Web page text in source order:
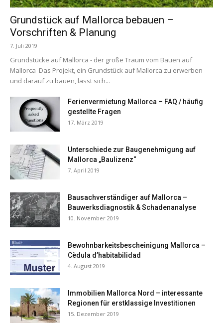
Grundstück auf Mallorca bebauen –
Vorschriften & Planung
7. Juli 2019
Grundstücke auf Mallorca - der große Traum vom Bauen auf
Mallorca Das Projekt, ein Grundstück auf Mallorca zu erwerben
und darauf zu bauen, lässt sich...
Ferienvermietung Mallorca – FAQ / häufig
gestellte Fragen
17. März 2019
Unterschiede zur Baugenehmigung auf
Mallorca „Baulizenz“
7. April 2019
Bausachverständiger auf Mallorca –
Bauwerksdiagnostik & Schadenanalyse
10. November 2019
Bewohnbarkeitsbescheinigung Mallorca –
Cèdula d’habitabilidad
4. August 2019
Immobilien Mallorca Nord – interessante
Regionen für erstklassige Investitionen
15. Dezember 2019